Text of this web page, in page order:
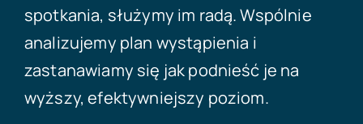
spotkania, służymy im radą. Wspólnie
analizujemy plan wystąpienia i
zastanawiamy się jak podnieść je na
wyższy, efektywniejszy poziom.